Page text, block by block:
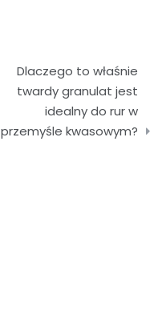
Dlaczego to właśnie
twardy granulat jest
idealny do rur w
przemyśle kwasowym?